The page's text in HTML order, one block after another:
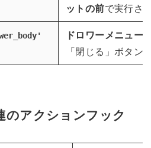
ットの前で実行さ
ドロワーメニュー
「閉じる」ボタン
のアクションフック